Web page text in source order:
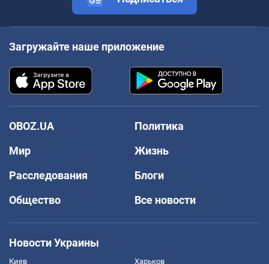
Загружайте наше приложение
OBOZ.UA
Политика
Мир
Жизнь
Расследования
Блоги
Общество
Все новости
Новости Украины
Киев Харьков